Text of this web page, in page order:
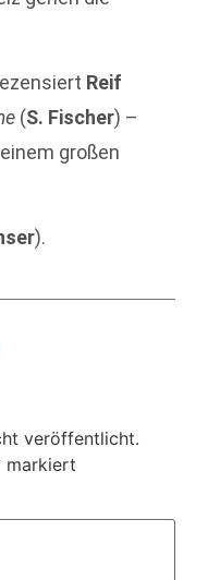
Reif
(S. Fischer) –
großen
).
veröffentlicht.
markiert